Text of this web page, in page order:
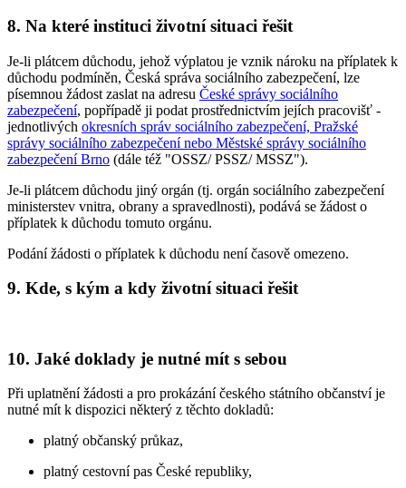
8. Na které instituci životní situaci řešit
Je-li plátcem důchodu, jehož výplatou je vznik nároku na příplatek k
důchodu podmíněn, Česká správa sociálního zabezpečení, lze
písemnou žádost zaslat na adresu České správy sociálního
zabezpečení, popřípadě ji podat prostřednictvím jejích pracovišť -
jednotlivých okresních správ sociálního zabezpečení, Pražské
správy sociálního zabezpečení nebo Městské správy sociálního
zabezpečení Brno (dále též "OSSZ/ PSSZ/ MSSZ").
Je-li plátcem důchodu jiný orgán (tj. orgán sociálního zabezpečení
ministerstev vnitra, obrany a spravedlnosti), podává se žádost o
příplatek k důchodu tomuto orgánu.
Podání žádosti o příplatek k důchodu není časově omezeno.
9. Kde, s kým a kdy životní situaci řešit
10. Jaké doklady je nutné mít s sebou
Při uplatnění žádosti a pro prokázání českého státního občanství je
nutné mít k dispozici některý z těchto dokladů:
platný občanský průkaz,
platný cestovní pas České republiky,